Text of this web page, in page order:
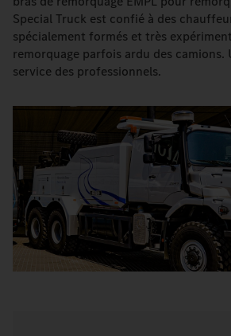
Special Truck est confié à des
spécialement formés et très
remorquage parfois ardu des camions.
service des professionnels.